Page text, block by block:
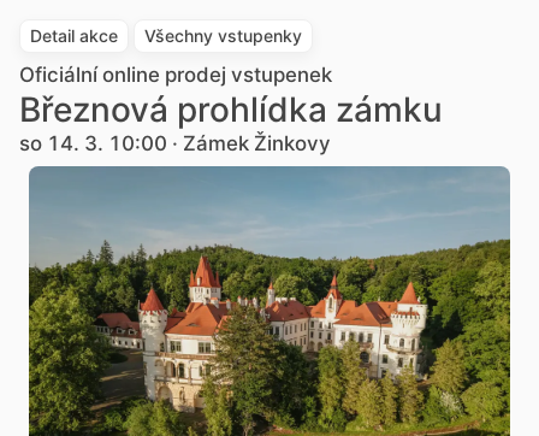
Detail akce Všechny vstupenky
Oficiální online prodej vstupenek
Březnová prohlídka zámku
so 14. 3. 10:00 · Zámek Žinkovy